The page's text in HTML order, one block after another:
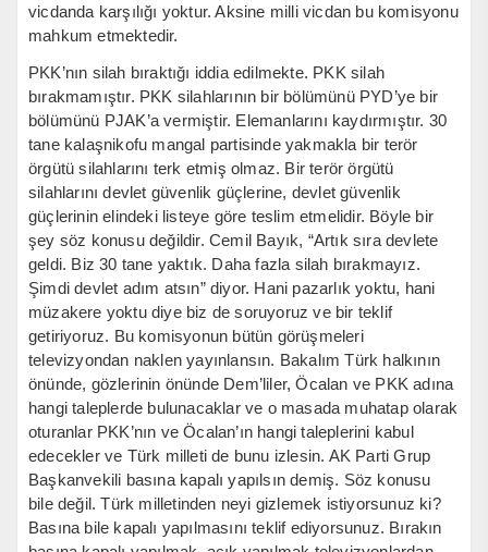
vicdanda karşılığı yoktur. Aksine milli vicdan bu komisyonu
mahkum etmektedir.
PKK’nın silah bıraktığı iddia edilmekte. PKK silah
bırakmamıştır. PKK silahlarının bir bölümünü PYD’ye bir
bölümünü PJAK’a vermiştir. Elemanlarını kaydırmıştır. 30
tane kalaşnikofu mangal partisinde yakmakla bir terör
örgütü silahlarını terk etmiş olmaz. Bir terör örgütü
silahlarını devlet güvenlik güçlerine, devlet güvenlik
güçlerinin elindeki listeye göre teslim etmelidir. Böyle bir
şey söz konusu değildir. Cemil Bayık, “Artık sıra devlete
geldi. Biz 30 tane yaktık. Daha fazla silah bırakmayız.
Şimdi devlet adım atsın” diyor. Hani pazarlık yoktu, hani
müzakere yoktu diye biz de soruyoruz ve bir teklif
getiriyoruz. Bu komisyonun bütün görüşmeleri
televizyondan naklen yayınlansın. Bakalım Türk halkının
önünde, gözlerinin önünde Dem’liler, Öcalan ve PKK adına
hangi taleplerde bulunacaklar ve o masada muhatap olarak
oturanlar PKK’nın ve Öcalan’ın hangi taleplerini kabul
edecekler ve Türk milleti de bunu izlesin. AK Parti Grup
Başkanvekili basına kapalı yapılsın demiş. Söz konusu
bile değil. Türk milletinden neyi gizlemek istiyorsunuz ki?
Basına bile kapalı yapılmasını teklif ediyorsunuz. Bırakın